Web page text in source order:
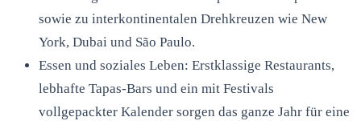
sowie zu interkontinentalen Drehkreuzen wie New
York, Dubai und São Paulo.
Essen und soziales Leben: Erstklassige Restaurants,
lebhafte Tapas-Bars und ein mit Festivals
vollgepackter Kalender sorgen das ganze Jahr für eine